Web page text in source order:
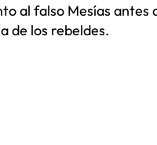
al falso Mesías antes
de los rebeldes.